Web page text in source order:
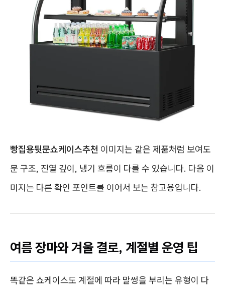
빵집용뒷문쇼케이스추천 이미지는 같은 제품처럼 보여도
문 구조, 진열 깊이, 냉기 흐름이 다를 수 있습니다. 다음 이
미지는 다른 확인 포인트를 이어서 보는 참고용입니다.
여름 장마와 겨울 결로, 계절별 운영 팁
똑같은 쇼케이스도 계절에 따라 말썽을 부리는 유형이 다